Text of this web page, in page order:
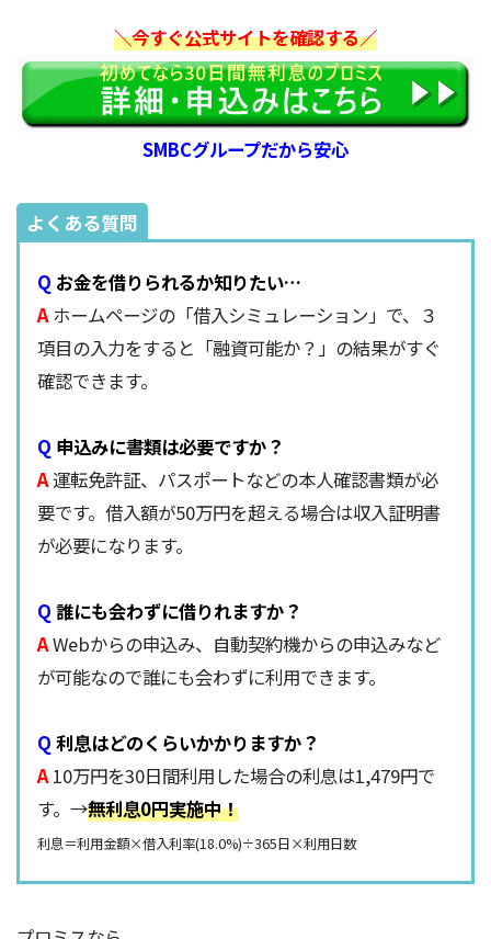
＼今すぐ公式サイトを確認する／
SMBCグループだから安心
よくある質問
Q お金を借りられるか知りたい…
Aホームページの「借入シミュレーション」で、３
項目の入力をすると「融資可能か？」の結果がすぐ
確認できます。
Q 申込みに書類は必要ですか？
A運転免許証、パスポートなどの本人確認書類が必
要です。借入額が50万円を超える場合は収入証明書
が必要になります。
Q 誰にも会わずに借りれますか？
AWebからの申込み、自動契約機からの申込みなど
が可能なので誰にも会わずに利用できます。
Q 利息はどのくらいかかりますか？
A10万円を30日間利用した場合の利息は1,479円で
す。→無利息0円実施中！
利息＝利用金額×借入利率(18.0%)÷365日×利用日数